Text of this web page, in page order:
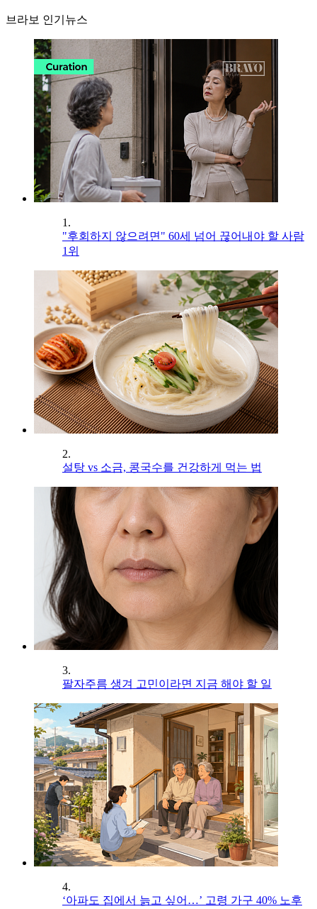
브라보 인기뉴스
1.
"후회하지 않으려면" 60세 넘어 끊어내야 할 사람
1위
2.
설탕 vs 소금, 콩국수를 건강하게 먹는 법
3.
팔자주름 생겨 고민이라면 지금 해야 할 일
4.
‘아파도 집에서 늙고 싶어…’ 고령 가구 40% 노후